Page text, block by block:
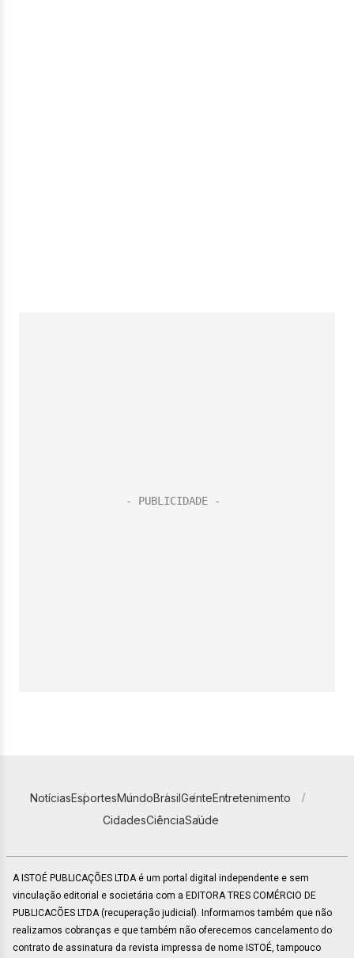
NotíciasEsportesMundoBrasilGenteEntretenimento
CidadesCiênciaSaúde
A ISTOÉ PUBLICAÇÕES LTDA é um portal digital independente e sem
vinculação editorial e societária com a EDITORA TRES COMÉRCIO DE
PUBLICACÕES LTDA (recuperação judicial). Informamos também que não
realizamos cobranças e que também não oferecemos cancelamento do
contrato de assinatura da revista impressa de nome ISTOÉ, tampouco